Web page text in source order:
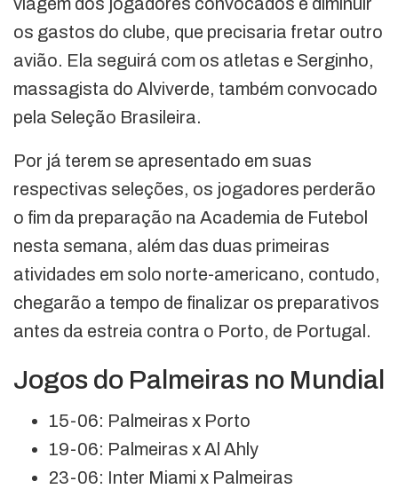
os gastos do clube, que precisaria fretar outro
avião. Ela seguirá com os atletas e Serginho,
massagista do Alviverde, também convocado
pela Seleção Brasileira.
Por já terem se apresentado em suas
respectivas seleções, os jogadores perderão
o fim da preparação na Academia de Futebol
nesta semana, além das duas primeiras
atividades em solo norte-americano, contudo,
chegarão a tempo de finalizar os preparativos
antes da estreia contra o Porto, de Portugal.
Jogos do Palmeiras no Mundial
15-06: Palmeiras x Porto
19-06: Palmeiras x Al Ahly
23-06: Inter Miami x Palmeiras